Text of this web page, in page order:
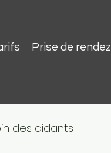
Prise de
des aidants